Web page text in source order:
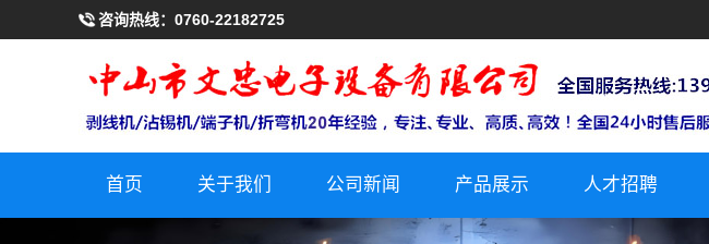
咨询热线： 0760-22182725
首页 关于我们 公司新闻 产品展示 人才招聘